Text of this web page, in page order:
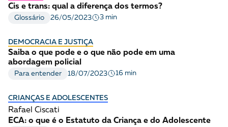
Cis e trans: qual a diferença dos termos?
Glossário 26/05/2023 3 min
DEMOCRACIA E JUSTIÇA
Saiba o que pode e o que não pode em uma
abordagem policial
Para entender 18/07/2023 16 min
CRIANÇAS E ADOLESCENTES
Rafael Ciscati
ECA: o que é o Estatuto da Criança e do Adolescente